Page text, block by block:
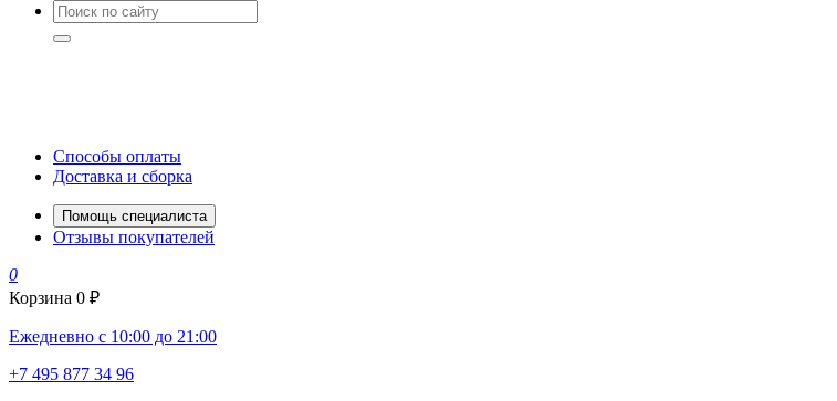
Способы оплаты
Доставка и сборка
Помощь специалиста
Отзывы покупателей
0
Корзина 0 ₽
Ежедневно с 10:00 до 21:00
+7 495 877 34 96